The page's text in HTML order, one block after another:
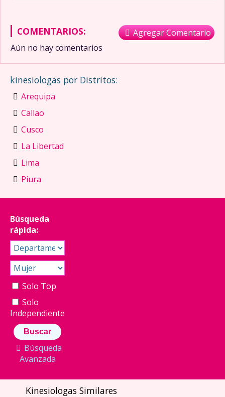
COMENTARIOS:
Agregar Comentario
Aún no hay comentarios
kinesiologas por Distritos:
Arequipa
Callao
Cusco
La Libertad
Lima
Piura
Búsqueda
rápida:
Solo Top
Solo
Independiente
Búsqueda
Avanzada
Kinesiologas Similares